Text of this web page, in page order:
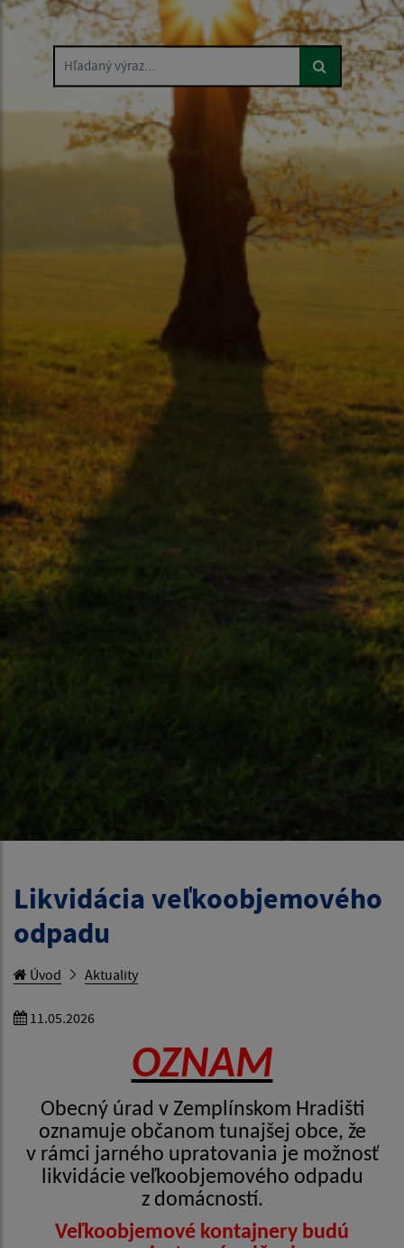
Hľadaný výraz...
Likvidácia veľkoobjemového
odpadu
Úvod Aktuality
11.05.2026
OZNAM
Obecný úrad v Zemplínskom Hradišti
oznamuje občanom tunajšej obce, že
v rámci jarného upratovania je možnosť
likvidácie veľkoobjemového odpadu
z domácností.
Veľkoobjemové kontajnery budú